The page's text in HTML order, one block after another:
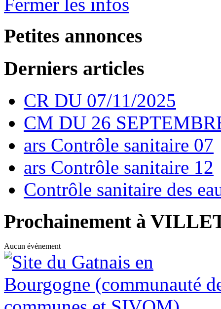
Petites annonces
Derniers articles
CR DU 07/11/2025
CM DU 26
ars Contrôle sanitaire 07
ars Contrôle sanitaire 12
Contrôle sanitaire des
Prochainement à
Aucun événement